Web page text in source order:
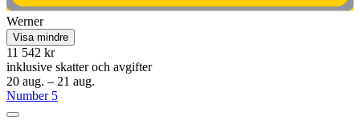
Werner
Visa mindre
11 542 kr
inklusive skatter och avgifter
20 aug. – 21 aug.
Number 5